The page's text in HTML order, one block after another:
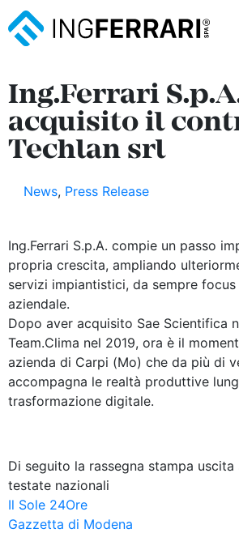
Ing.Ferrari
acquisito il
Techlan srl
News, Press Release
Ing.Ferrari S.p.A. compie un passo
propria crescita, ampliando
servizi impiantistici, da sempre
aziendale.
Dopo aver acquisito Sae Scientifica
Team.Clima nel 2019, ora è il
azienda di Carpi (Mo) che da più di
accompagna le realtà produttive
trasformazione digitale.
Di seguito la rassegna stampa
testate nazionali
Il Sole 24Ore
Gazzetta di Modena